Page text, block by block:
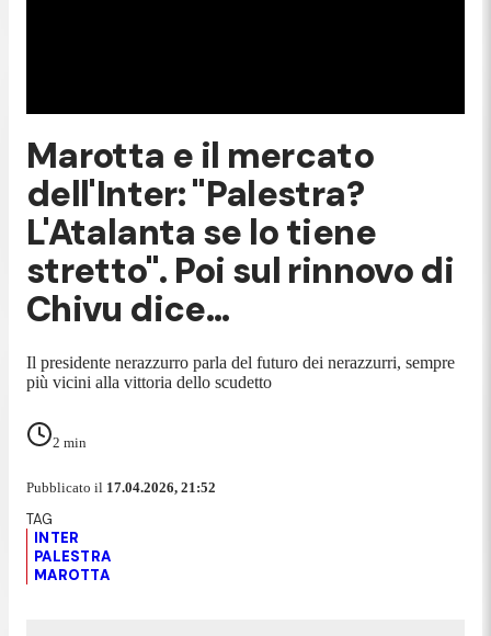
Marotta e il mercato
dell'Inter: "Palestra?
L'Atalanta se lo tiene
stretto". Poi sul rinnovo di
Chivu dice...
Il presidente nerazzurro parla del futuro dei nerazzurri, sempre
più vicini alla vittoria dello scudetto
2 min
Pubblicato il 17.04.2026, 21:52
INTER
PALESTRA
MAROTTA